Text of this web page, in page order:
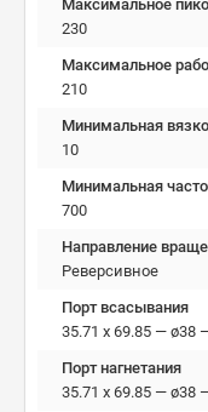
Максимальное
230
Максимальное
210
Минимальная
10
Минимальная
700
Направление
Реверсивное
Порт всасывания
35.71 x 69.85 — ø38
Порт нагнетания
35.71 x 69.85 — ø38